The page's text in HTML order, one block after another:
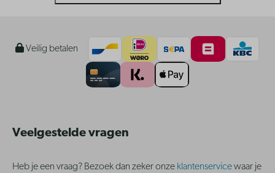
Veilig betalen
Veelgestelde vragen
Heb je een vraag? Bezoek dan zeker onze klantenservicewaar je